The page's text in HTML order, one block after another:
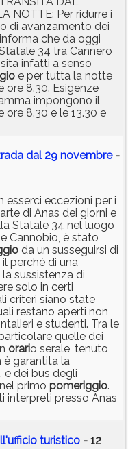
NOTTE: Per ridurre i
di avanzamento dei
che da oggi
34 tra Cannero
infatti a senso
e per tutta la notte
ore 8.30. Esigenze
impongono il
8.30 e le 13.30 e
dal 29 novembre-
esserci eccezioni per i
di Anas dei giorni e
Statale 34 nel luogo
Cannobio, è stato
da un susseguirsi di
perché di una
sussistenza di
solo in certi
criteri siano state
restano aperti non
e studenti. Tra le
quelle dei
orario serale, tenuto
garantita la
e dei bus degli
primo pomeriggio.
interpreti presso Anas
turistico - 12